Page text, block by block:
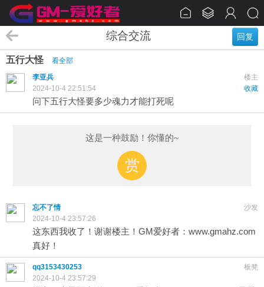
回复
综合交流
五行大怪
看全部
楼主
李亚兵
收藏
2024-10-4 22:51:54
问下五行大怪要多少魂力才能打死呢
这是一种鼓励！你懂的~
赏
沙发
忘不了情
2024-10-4 23:57:26
这东西我收了！谢谢楼主！GM爱好者：www.gmahz.com
真好！
板凳
qq3153430253
2024-10-4 23:57:29